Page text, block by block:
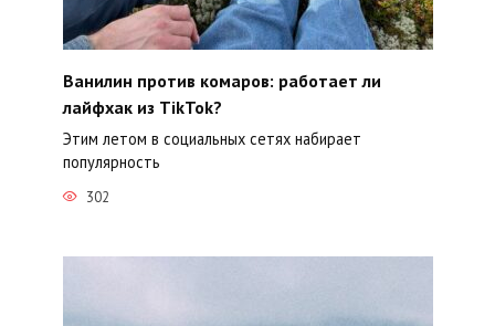
Ванилин против комаров: работает ли
лайфхак из TikTok?
Этим летом в социальных сетях набирает
популярность
302